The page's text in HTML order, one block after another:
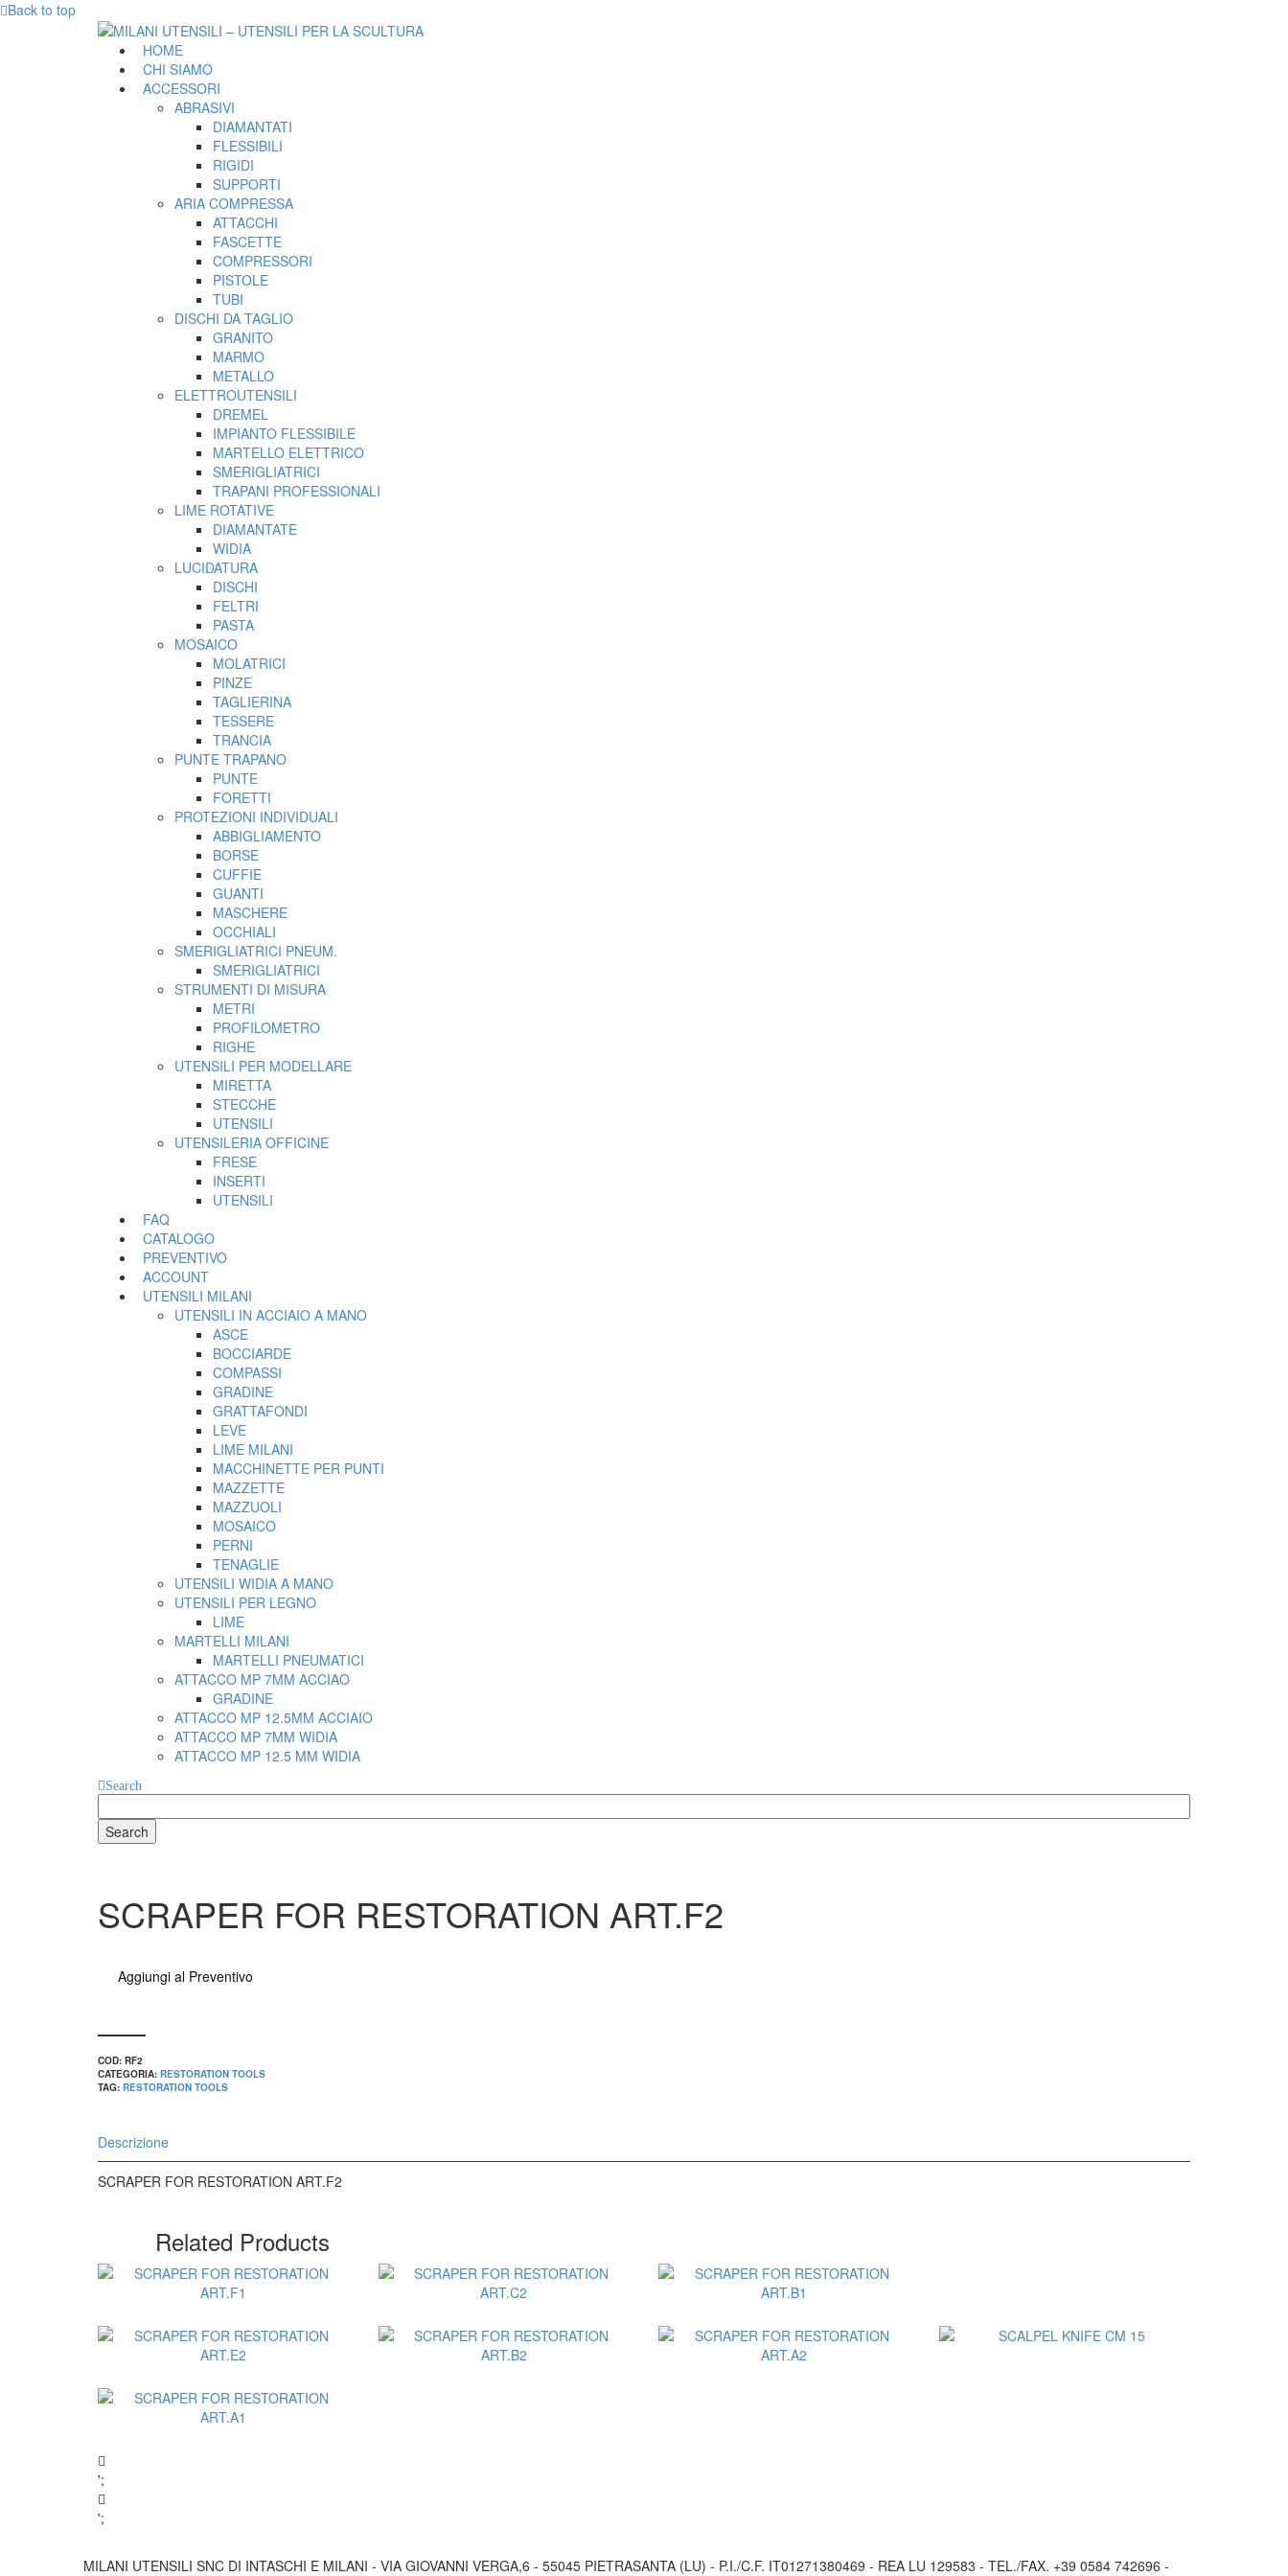
Back to top
HOME
CHI SIAMO
ACCESSORI
ABRASIVI
DIAMANTATI
FLESSIBILI
RIGIDI
SUPPORTI
ARIA COMPRESSA
ATTACCHI
FASCETTE
COMPRESSORI
PISTOLE
TUBI
DISCHI DA TAGLIO
GRANITO
MARMO
METALLO
ELETTROUTENSILI
DREMEL
IMPIANTO FLESSIBILE
MARTELLO ELETTRICO
SMERIGLIATRICI
TRAPANI PROFESSIONALI
LIME ROTATIVE
DIAMANTATE
WIDIA
LUCIDATURA
DISCHI
FELTRI
PASTA
MOSAICO
MOLATRICI
PINZE
TAGLIERINA
TESSERE
TRANCIA
PUNTE TRAPANO
PUNTE
FORETTI
PROTEZIONI INDIVIDUALI
ABBIGLIAMENTO
BORSE
CUFFIE
GUANTI
MASCHERE
OCCHIALI
SMERIGLIATRICI PNEUM.
SMERIGLIATRICI
STRUMENTI DI MISURA
METRI
PROFILOMETRO
RIGHE
UTENSILI PER MODELLARE
MIRETTA
STECCHE
UTENSILI
UTENSILERIA OFFICINE
FRESE
INSERTI
UTENSILI
FAQ
CATALOGO
PREVENTIVO
ACCOUNT
UTENSILI MILANI
UTENSILI IN ACCIAIO A MANO
ASCE
BOCCIARDE
COMPASSI
GRADINE
GRATTAFONDI
LEVE
LIME MILANI
MACCHINETTE PER PUNTI
MAZZETTE
MAZZUOLI
MOSAICO
PERNI
TENAGLIE
UTENSILI WIDIA A MANO
UTENSILI PER LEGNO
LIME
MARTELLI MILANI
MARTELLI PNEUMATICI
ATTACCO MP 7MM ACCIAO
GRADINE
ATTACCO MP 12.5MM ACCIAIO
ATTACCO MP 7MM WIDIA
ATTACCO MP 12.5 MM WIDIA
Search
for
SCRAPER FOR RESTORATION ART.F2
Aggiungi al Preventivo
COD: RF2
CATEGORIA: RESTORATION TOOLS
TAG: RESTORATION TOOLS
Descrizione
SCRAPER FOR RESTORATION ART.F2
Related Products
Aggiungi al Preventivo Aggiungi al Preventivo Aggiungi al Preventivo
';
';
MILANI UTENSILI SNC DI INTASCHI E MILANI - VIA GIOVANNI VERGA,6 - 55045 PIETRASANTA (LU) - P.I./C.F. IT01271380469 - REA LU 129583 - TEL./FAX. +39 0584 742696 -